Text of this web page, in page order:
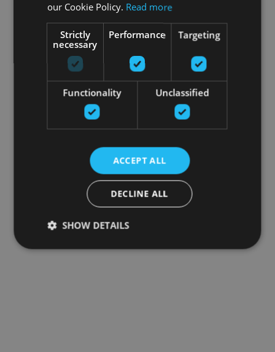
our Cookie Policy. Read more
Strictly
necessary
Performance Targeting
Functionality Unclassified
ACCEPT ALL
DECLINE ALL
SHOW DETAILS